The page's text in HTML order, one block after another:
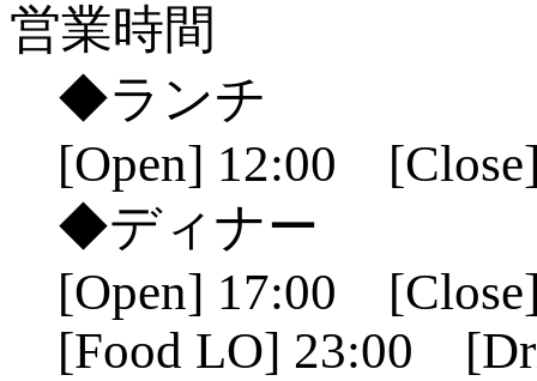
営業時間
◆ランチ
[Open] 12:00
◆ディナー
[Open] 17:00
[Food LO] 23:00